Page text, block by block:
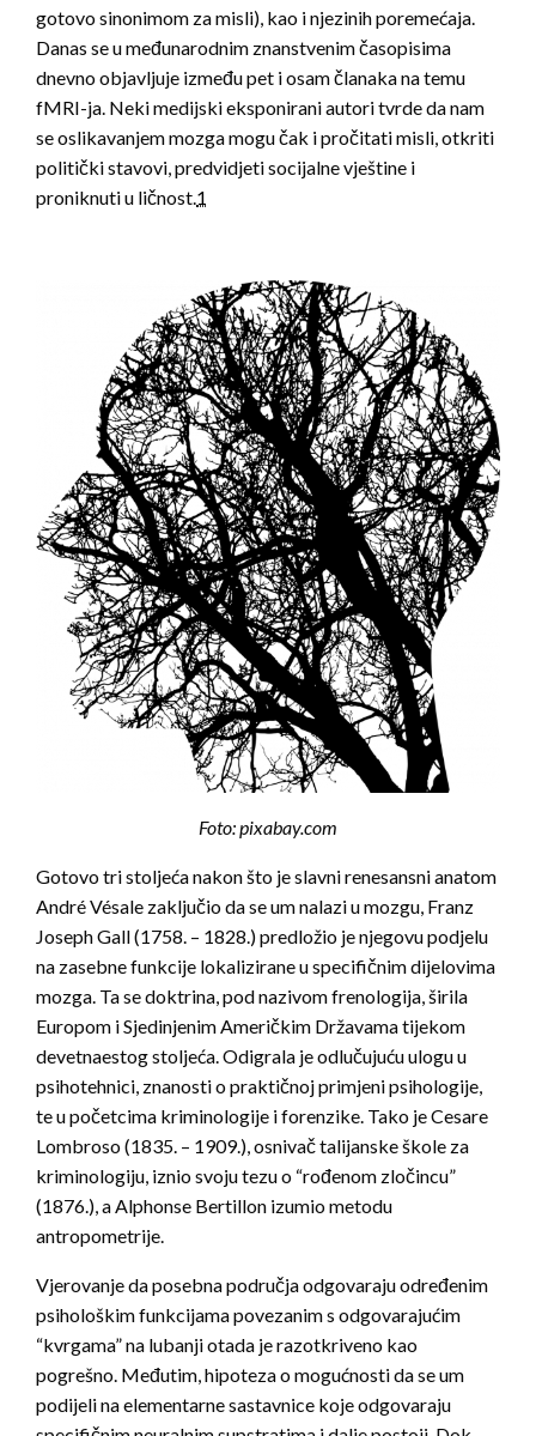
gotovo sinonimom za misli), kao i njezinih poremećaja.
Danas se u međunarodnim znanstvenim časopisima
dnevno objavljuje između pet i osam članaka na temu
fMRI-ja. Neki medijski eksponirani autori tvrde da nam
se oslikavanjem mozga mogu čak i pročitati misli, otkriti
politički stavovi, predvidjeti socijalne vještine i
proniknuti u ličnost.1
Foto: pixabay.com
Gotovo tri stoljeća nakon što je slavni renesansni anatom
André Vésale zaključio da se um nalazi u mozgu, Franz
Joseph Gall (1758. – 1828.) predložio je njegovu podjelu
na zasebne funkcije lokalizirane u specifičnim dijelovima
mozga. Ta se doktrina, pod nazivom frenologija, širila
Europom i Sjedinjenim Američkim Državama tijekom
devetnaestog stoljeća. Odigrala je odlučujuću ulogu u
psihotehnici, znanosti o praktičnoj primjeni psihologije,
te u početcima kriminologije i forenzike. Tako je Cesare
Lombroso (1835. – 1909.), osnivač talijanske škole za
kriminologiju, iznio svoju tezu o “rođenom zločincu”
(1876.), a Alphonse Bertillon izumio metodu
antropometrije.
Vjerovanje da posebna područja odgovaraju određenim
psihološkim funkcijama povezanim s odgovarajućim
“kvrgama” na lubanji otada je razotkriveno kao
pogrešno. Međutim, hipoteza o mogućnosti da se um
podijeli na elementarne sastavnice koje odgovaraju